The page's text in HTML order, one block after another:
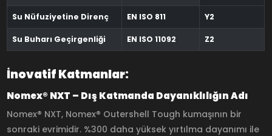
Su Nüfuziyetine Direnç EN ISO 811 Y2
Su Buharı Geçirgenliği EN ISO 11092 Z2
İnovatif Katmanlar:
Nomex® NXT – Dış Katmanda Dayanıklılığın Adı
Nomex® NXT, Nomex® Outershell Tough kumaşının bir
sonraki evrimidir. %300 daha yüksek yırtılma dayanımı ile